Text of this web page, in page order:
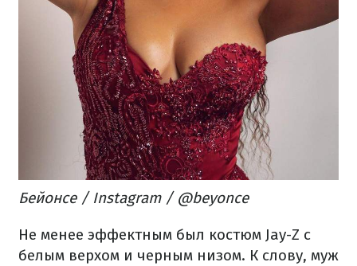
Бейонсе / Instagram / @beyonce
Не менее эффектным был костюм Jay-Z с
белым верхом и черным низом. К слову, муж